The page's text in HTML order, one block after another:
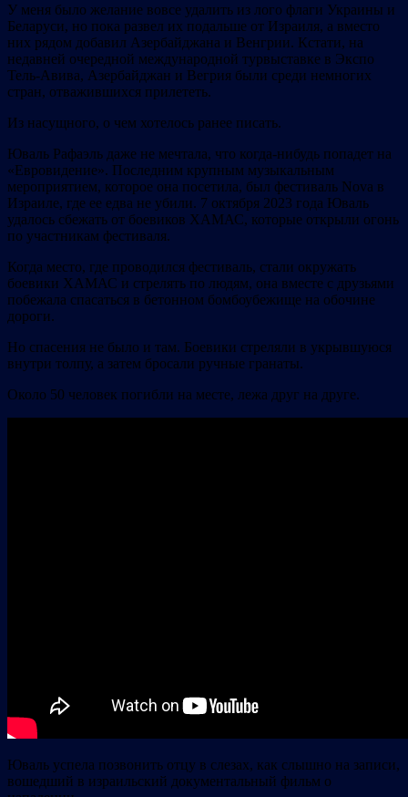
У меня было желание вовсе удалить из лого флаги Украины и
Беларуси, но пока развел их подальше от Израиля, а вместо
них рядом добавил Азербайджана и Венгрии. Кстати, на
недавней очередной международной турвыставке в Экспо
Тель-Авива, Азербайджан и Вегрия были среди немногих
стран, отважившихся прилететь.
Из насущного, о чем хотелось ранее писать.
Юваль Рафаэль даже не мечтала, что когда-нибудь попадет на
«Евровидение». Последним крупным музыкальным
мероприятием, которое она посетила, был фестиваль Nova в
Израиле, где ее едва не убили. 7 октября 2023 года Юваль
удалось сбежать от боевиков ХАМАС, которые открыли огонь
по участникам фестиваля.
Когда место, где проводился фестиваль, стали окружать
боевики ХАМАС и стрелять по людям, она вместе с друзьями
побежала спасаться в бетонном бомбоубежище на обочине
дороги.
Но спасения не было и там. Боевики стреляли в укрывшуюся
внутри толпу, а затем бросали ручные гранаты.
Около 50 человек погибли на месте, лежа друг на друге.
Юваль успела позвонить отцу в слезах, как слышно на записи,
вошедший в израильский документальный фильм о